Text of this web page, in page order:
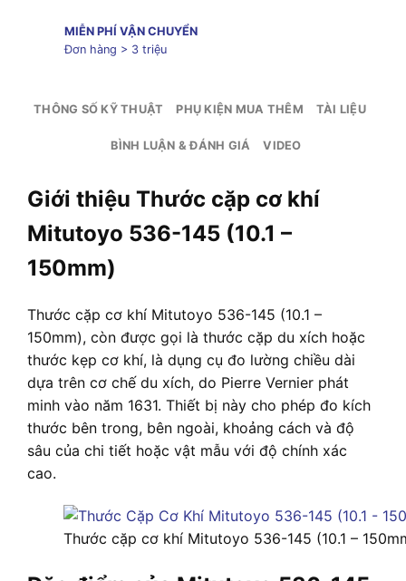
MIỄN PHÍ VẬN CHUYỂN
Đơn hàng > 3 triệu
THÔNG SỐ KỸ THUẬT PHỤ KIỆN MUA THÊM TÀI LIỆU
BÌNH LUẬN & ĐÁNH GIÁ VIDEO
Giới thiệu Thước cặp cơ khí
Mitutoyo 536-145 (10.1 –
150mm)
Thước cặp cơ khí Mitutoyo 536-145 (10.1 –
150mm), còn được gọi là thước cặp du xích hoặc
thước kẹp cơ khí, là dụng cụ đo lường chiều dài
dựa trên cơ chế du xích, do Pierre Vernier phát
minh vào năm 1631. Thiết bị này cho phép đo kích
thước bên trong, bên ngoài, khoảng cách và độ
sâu của chi tiết hoặc vật mẫu với độ chính xác
cao.
Thước cặp cơ khí Mitutoyo 536-145 (10.1 –